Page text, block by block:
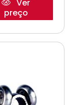
Ver
preço